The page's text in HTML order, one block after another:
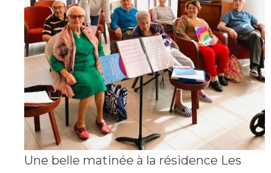
Une belle matinée à la résidence Les